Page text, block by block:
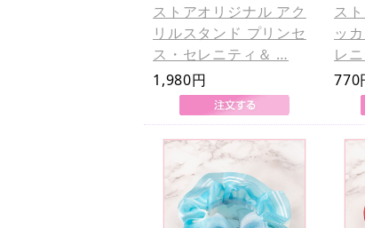
ストアオリジナル アク
リルスタンド プリンセ
ス・セレニティ＆ …
1,980円
ス
ッ
レ
770